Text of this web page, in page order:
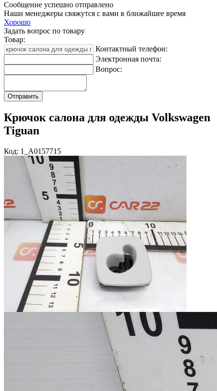
Сообщение успешно отправлено
Наши менеджеры свяжутся с вами в ближайшее время
Хорошо
Задать вопрос по товару
Товар:
Контактный телефон:
Электронная почта:
Вопрос:
Крючок салона для одежды Volkswagen
Tiguan
Код: 1_A0157715